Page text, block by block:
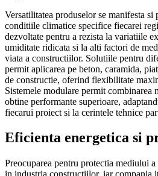
Versatilitatea produselor se manifesta si
conditiile climatice specifice fiecarei
dezvoltate pentru a rezista la variatiile
umiditate ridicata si la alti factori de
viata a constructiilor. Solutiile pentru
permit aplicarea pe beton, caramida,
de constructie, oferind flexibilitate
Sistemele modulare permit combinarea
obtine performante superioare,
fiecarui proiect si la cerintele tehnice
Eficienta energetica si
Preocuparea pentru protectia mediului